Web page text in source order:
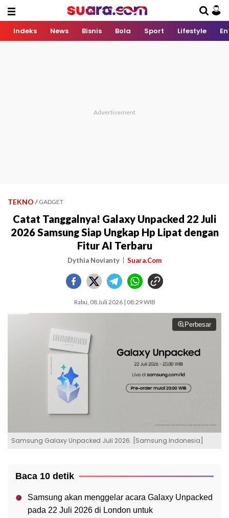
Indeks News Bisnis Bola Sport Lifestyle
TEKNO / GADGET
Catat Tanggalnya! Galaxy Unpacked 22 Juli
2026 Samsung Siap Ungkap Hp Lipat dengan
Fitur AI Terbaru
Dythia Novianty Suara.Com
Rabu, 08 Juli 2026 | 08:29 WIB
Perbesar
Samsung Galaxy Unpacked Juli 2026. [Samsung Indonesia]
Baca 10 detik
Samsung akan menggelar acara Galaxy Unpacked
pada 22 Juli 2026 di London untuk